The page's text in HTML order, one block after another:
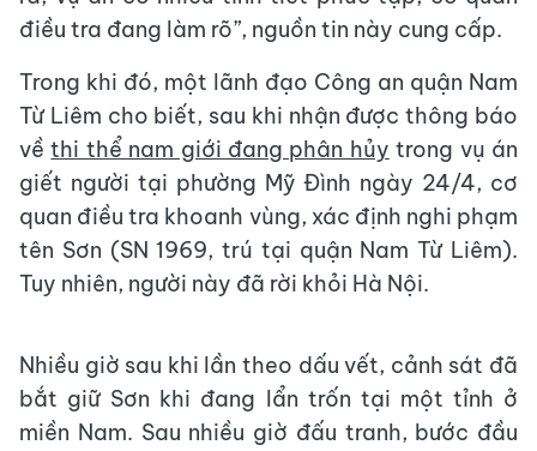
điều tra đang làm rõ”, nguồn tin này cung cấp.
Trong khi đó, một lãnh đạo Công an quận Nam
Từ Liêm cho biết, sau khi nhận được thông báo
vềthi thể nam giới đang phân hủy trong vụ án
giết người tại phường Mỹ Đình ngày 24/4, cơ
quan điều tra khoanh vùng, xác định nghi phạm
tên Sơn (SN 1969, trú tại quận Nam Từ Liêm).
Tuy nhiên, người này đã rời khỏi Hà Nội.
Nhiều giờ sau khi lần theo dấu vết, cảnh sát đã
bắt giữ Sơn khi đang lẩn trốn tại một tỉnh ở
miền Nam. Sau nhiều giờ đấu tranh, bước đầu